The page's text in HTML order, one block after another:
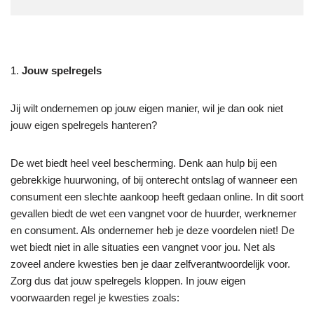
1. Jouw spelregels
Jij wilt ondernemen op jouw eigen manier, wil je dan ook niet
jouw eigen spelregels hanteren?
De wet biedt heel veel bescherming. Denk aan hulp bij een
gebrekkige huurwoning, of bij onterecht ontslag of wanneer een
consument een slechte aankoop heeft gedaan online. In dit soort
gevallen biedt de wet een vangnet voor de huurder, werknemer
en consument. Als ondernemer heb je deze voordelen niet! De
wet biedt niet in alle situaties een vangnet voor jou. Net als
zoveel andere kwesties ben je daar zelfverantwoordelijk voor.
Zorg dus dat jouw spelregels kloppen. In jouw eigen
voorwaarden regel je kwesties zoals: